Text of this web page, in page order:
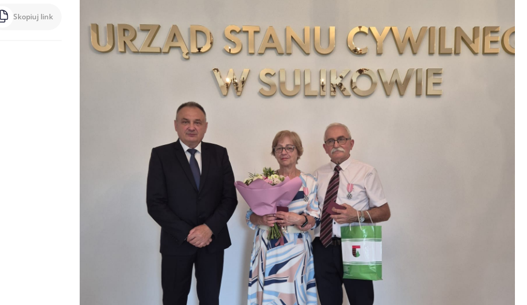
Skopiuj link